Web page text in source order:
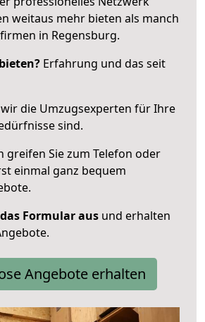
weitaus mehr bieten als manch
in Regensburg.
Erfahrung und das seit
wir die Umzugsexperten für Ihre
sind.
greifen Sie zum Telefon oder
einmal ganz bequem
Formular aus und erhalten
Angebote erhalten